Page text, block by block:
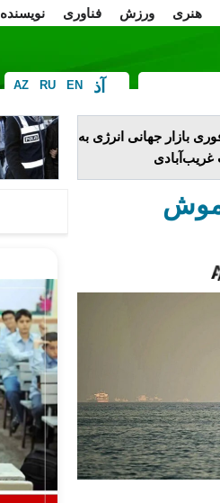
هنری ورزش فناوری نویسنده
AZ RU EN آذ
فا
بازار جهانی انرژی به
غریب‌آبادی